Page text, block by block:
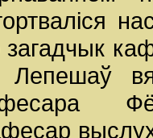
загадчык
Лепешаў